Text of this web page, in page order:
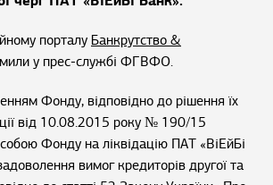
порталу Банкрутство &
у прес-службі ФГВФО.
Фонду, відповідно до рішення їх
від 10.08.2015 року № 190/15
Фонду на ліквідацію ПАТ «ВіЕйБі
вимог кредиторів другої та